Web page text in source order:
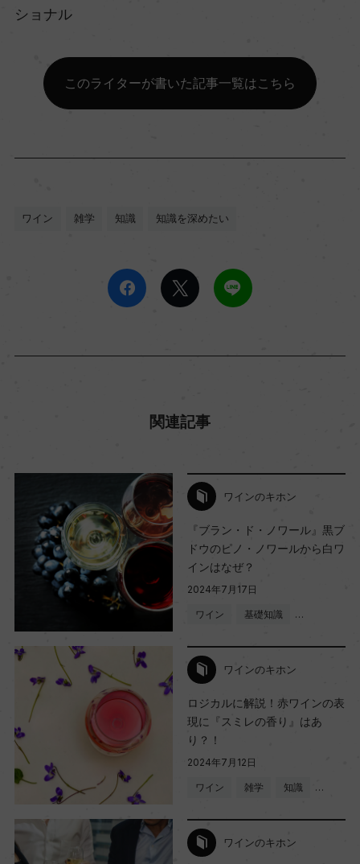
ショナル
このライターが書いた記事一覧はこちら
ワイン 雑学 知識 知識を深めたい
関連記事
ワインのキホン
『ブラン・ド・ノワール』黒ブ
ドウのピノ・ノワールから白ワ
インはなぜ？
2024年7月17日
ワイン 基礎知識 …
ワインのキホン
ロジカルに解説！赤ワインの表
現に『スミレの香り』はあ
り？！
2024年7月12日
ワイン 雑学 知識 …
ワインのキホン